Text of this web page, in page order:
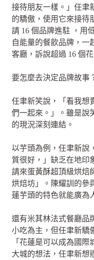
接待朋友一樣。」任聿
的驕傲，使用它來接待
請 16 個品牌進駐 ，用
自能量的餐飲品牌，一
客廳，訴說超過 16 個
要怎麼去決定品牌故事
任聿新笑說，「看我想
們一起來。」。雖是說
的現況深刻連結。
以芋頭為例，任聿新說
質很好，」缺乏在地印
請來蛋黃酥超頂級烘焙
烘焙坊」。陳耀訓的參
蓮芋頭的特色就能廣為
還有米其林法式餐廳品
小吃為主，但任聿新驕
「花蓮是可以成為國
大城的想法，任聿新想